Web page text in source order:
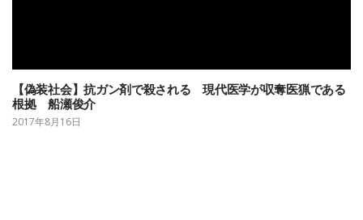
【偽装社会】抗ガン剤で殺される 現代医学が収奪医猟である
根拠 船瀬俊介
2017年8月16日